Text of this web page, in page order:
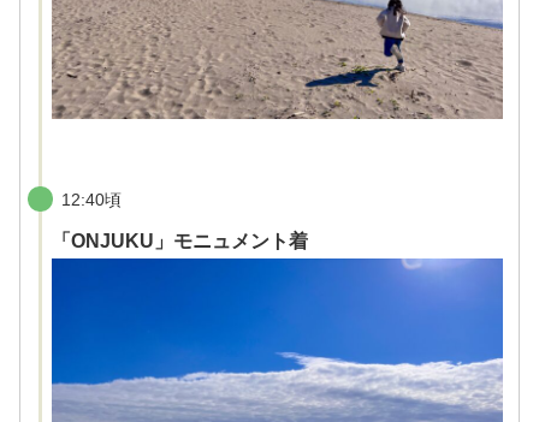
12:40頃
「ONJUKU」モニュメント着